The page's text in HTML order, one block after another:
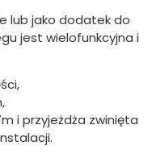
lub jako dodatek do
jest wielofunkcyjna i
i przyjeżdża zwinięta